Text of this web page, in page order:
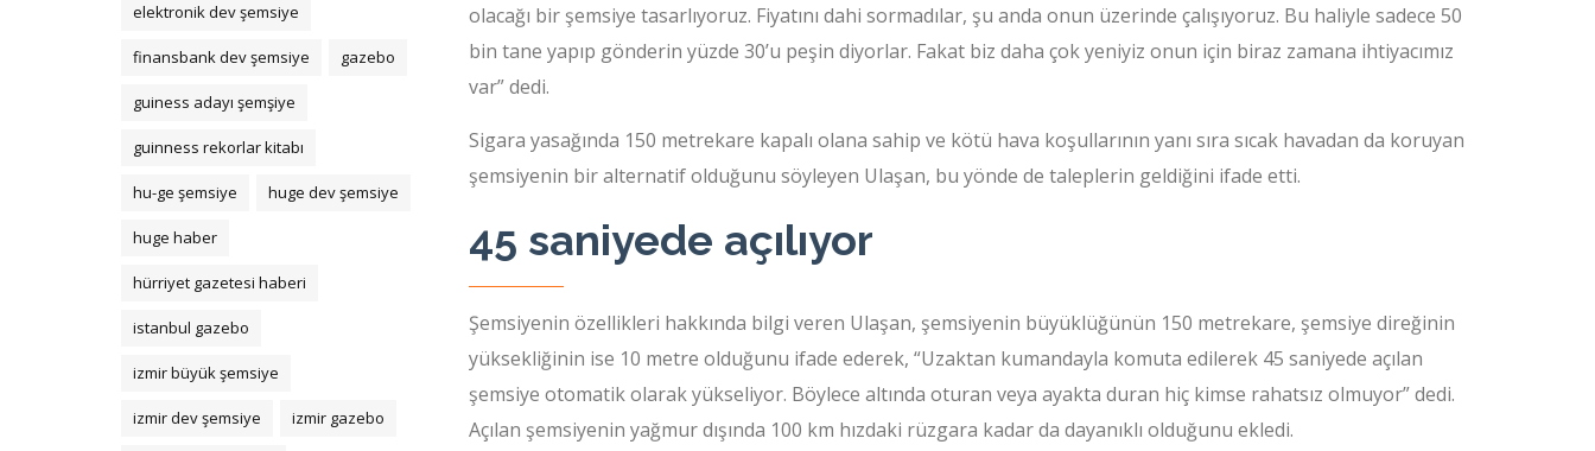
olacağı bir şemsiye tasarlıyoruz. Fiyatını dahi sormadılar, şu anda onun üzerinde çalışıyoruz. Bu haliyle sadece 50
bin tane yapıp gönderin yüzde 30’u peşin diyorlar. Fakat biz daha çok yeniyiz onun için biraz zamana ihtiyacımız
var” dedi.
Sigara yasağında 150 metrekare kapalı olana sahip ve kötü hava koşullarının yanı sıra sıcak havadan da koruyan
şemsiyenin bir alternatif olduğunu söyleyen Ulaşan, bu yönde de taleplerin geldiğini ifade etti.
45 saniyede açılıyor
Şemsiyenin özellikleri hakkında bilgi veren Ulaşan, şemsiyenin büyüklüğünün 150 metrekare, şemsiye direğinin
yüksekliğinin ise 10 metre olduğunu ifade ederek, “Uzaktan kumandayla komuta edilerek 45 saniyede açılan
şemsiye otomatik olarak yükseliyor. Böylece altında oturan veya ayakta duran hiç kimse rahatsız olmuyor” dedi.
Açılan şemsiyenin yağmur dışında 100 km hızdaki rüzgara kadar da dayanıklı olduğunu ekledi.
elektronik dev şemsiye
finansbank dev şemsiye gazebo
guiness adayı şemşiye
guinness rekorlar kitabı
hu-ge şemsiye huge dev şemsiye
huge haber
hürriyet gazetesi haberi
istanbul gazebo
izmir büyük şemsiye
izmir dev şemsiye izmir gazebo